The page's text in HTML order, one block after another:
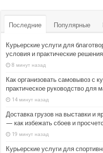
Последние Популярные
Курьерские услуги для
условия и практические решения
8 минут назад
Как организовать самовывоз с
практическое руководство для
14 минут назад
Доставка грузов на выставки и
— как избежать сбоев и
19 минут назад
Курьерские услуги для